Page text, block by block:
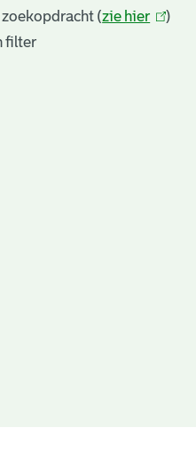
(zie hier (link
)
filter